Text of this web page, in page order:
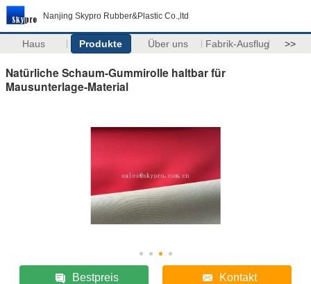
Nanjing Skypro Rubber&Plastic Co.,ltd
Haus Produkte Über uns Fabrik-Ausflug >>
Natürliche Schaum-Gummirolle haltbar für
Mausunterlage-Material
Bestpreis Kontakt